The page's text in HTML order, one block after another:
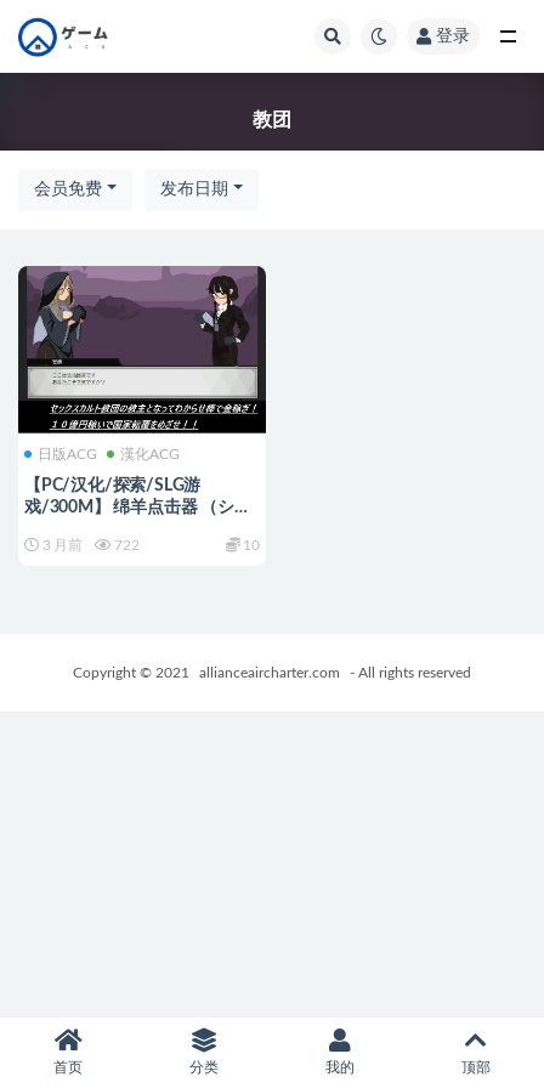
登录
教团
会员免费 发布日期
日版ACG 漢化ACG
【PC/汉化/探索/SLG游
戏/300M】 绵羊点击器 （シー
SLG游戏+300M
3 月前 722 10
Copyright © 2021 allianceaircharter.com - All rights reserved
首页 分类 我的 顶部